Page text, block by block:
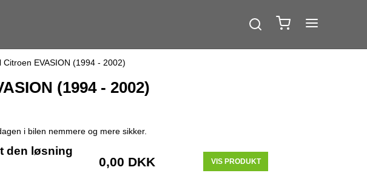
Citroen EVASION (1994 - 2002)
(1994 - 2002)
i bilen nemmere og mere sikker.
den løsning
0,00 DKK VIS PRODUKT